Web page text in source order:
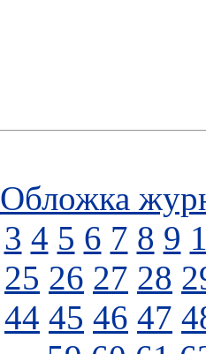
Обложка
3 4 5 6 7 8 9
25 26 27 28
44 45 46 47